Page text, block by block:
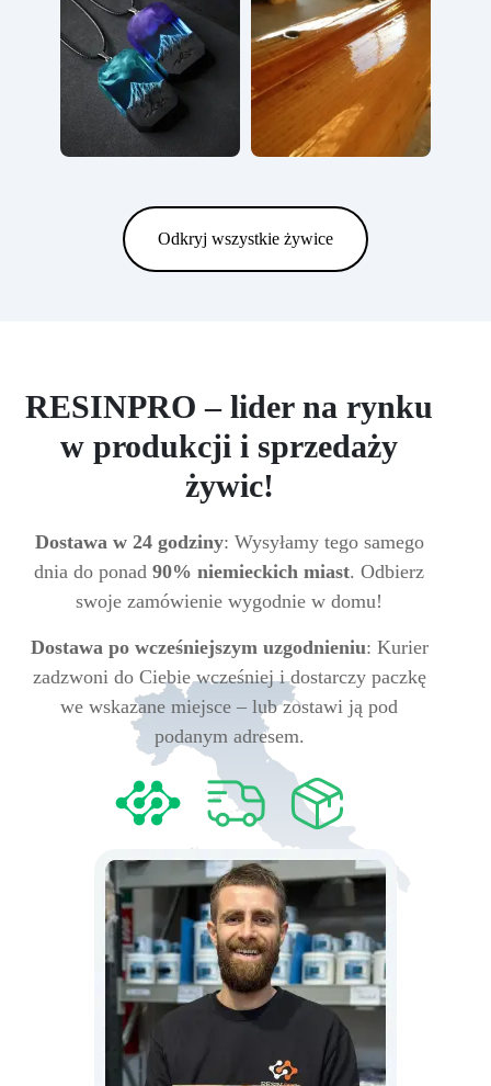
Odkryj wszystkie żywice
RESINPRO – lider na rynku
w produkcji i sprzedaży
żywic!
Dostawa w 24 godziny: Wysyłamy tego samego
dnia do ponad 90% niemieckich miast. Odbierz
swoje zamówienie wygodnie w domu!
Dostawa po wcześniejszym uzgodnieniu: Kurier
zadzwoni do Ciebie wcześniej i dostarczy paczkę
we wskazane miejsce – lub zostawi ją pod
podanym adresem.